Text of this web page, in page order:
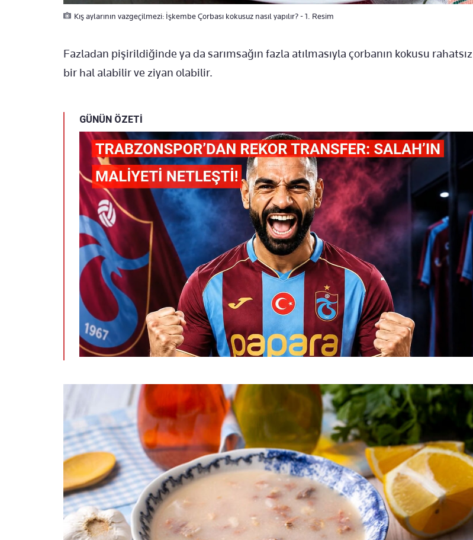
Kış aylarının vazgeçilmezi: İşkembe Çorbası kokusuz nasıl yapılır? - 1. Resim
Fazladan pişirildiğinde ya da sarımsağın fazla atılmasıyla çorbanın kokusu rahatsız
bir hal alabilir ve ziyan olabilir.
GÜNÜN ÖZETİ